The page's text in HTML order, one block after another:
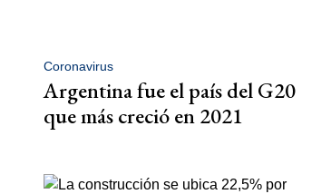
Coronavirus
Argentina fue el país del G20
que más creció en 2021